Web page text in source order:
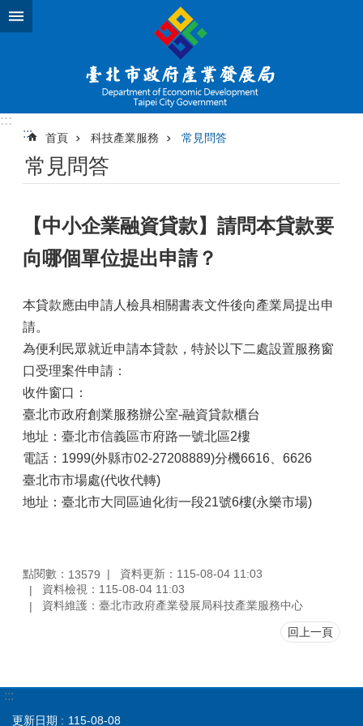
跳到主要內容區塊
:::
:::
首頁 科技產業服務 常見問答
常見問答
【中小企業融資貸款】請問本貸款要
向哪個單位提出申請？
本貸款應由申請人檢具相關書表文件後向產業局提出申
請。
為便利民眾就近申請本貸款，特於以下二處設置服務窗
口受理案件申請：
收件窗口：
臺北市政府創業服務辦公室-融資貸款櫃台
地址：臺北市信義區市府路一號北區2樓
電話：1999(外縣市02-27208889)分機6616、6626
臺北市市場處(代收代轉)
地址：臺北市大同區迪化街一段21號6樓(永樂市場)
點閱數： 13579
資料更新：115-08-04 11:03
資料檢視：115-08-04 11:03
資料維護：臺北市政府產業發展局科技產業服務中心
回上一頁
:::
更新日期 115-08-08